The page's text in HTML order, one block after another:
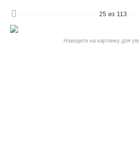
25 из 113
Наведите на картинку для